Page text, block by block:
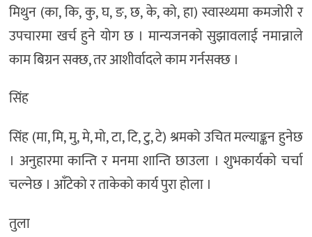
मिथुन (का, कि, कु, घ, ङ, छ, के, को, हा) स्वास्थ्यमा कमजोरी र
उपचारमा खर्च हुने योग छ । मान्यजनको सुझावलाई नमान्नाले
काम बिग्रन सक्छ, तर आशीर्वादले काम गर्नसक्छ ।
सिंह
सिंह (मा, मि, मु, मे, मो, टा, टि, टु, टे) श्रमको उचित मल्याङ्कन हुनेछ
। अनुहारमा कान्ति र मनमा शान्ति छाउला । शुभकार्यको चर्चा
चल्नेछ । आँटेको र ताकेको कार्य पुरा होला ।
तुला